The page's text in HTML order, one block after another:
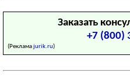
Заказать
+7 (800)
(Рекламаjurik.ru)